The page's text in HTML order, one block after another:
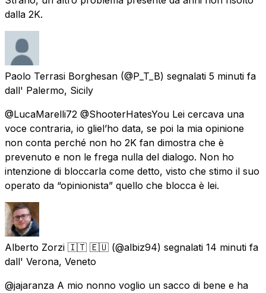
dalla 2K.
Paolo Terrasi Borghesan (@P_T_B) segnalati 5 minuti fa
dall' Palermo, Sicily
@LucaMarelli72 @ShooterHatesYou Lei cercava una
voce contraria, io gliel’ho data, se poi la mia opinione
non conta perché non ho 2K fan dimostra che è
prevenuto e non le frega nulla del dialogo. Non ho
intenzione di bloccarla come detto, visto che stimo il suo
operato da “opinionista” quello che blocca è lei.
Alberto Zorzi 🇮🇹 🇪🇺 (@albiz94) segnalati 14 minuti fa
dall' Verona, Veneto
@jajaranza A mio nonno voglio un sacco di bene e ha